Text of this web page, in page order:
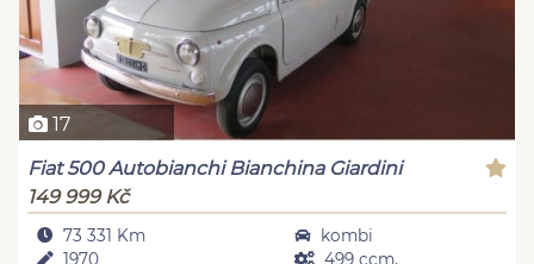
17
Fiat 500 Autobianchi Bianchina Giardini
149 999 Kč
73 331 Km
1970
kombi
499 ccm,